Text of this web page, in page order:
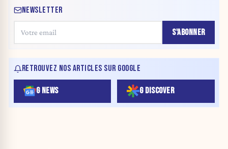
NEWSLETTER
S'ABONNER
RETROUVEZ NOS ARTICLES SUR GOOGLE
G NEWS G DISCOVER